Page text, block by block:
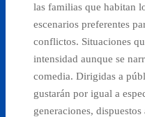
las familias que habitan
escenarios preferentes
conflictos. Situaciones
intensidad aunque se
comedia. Dirigidas a
gustarán por igual a
generaciones,